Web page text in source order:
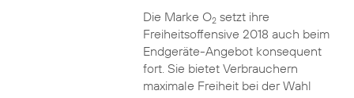
Die Marke O2setzt ihre
Freiheitsoffensive 2018 auch beim
Endgeräte-Angebot konsequent
fort. Sie bietet Verbrauchern
maximale Freiheit bei der Wahl